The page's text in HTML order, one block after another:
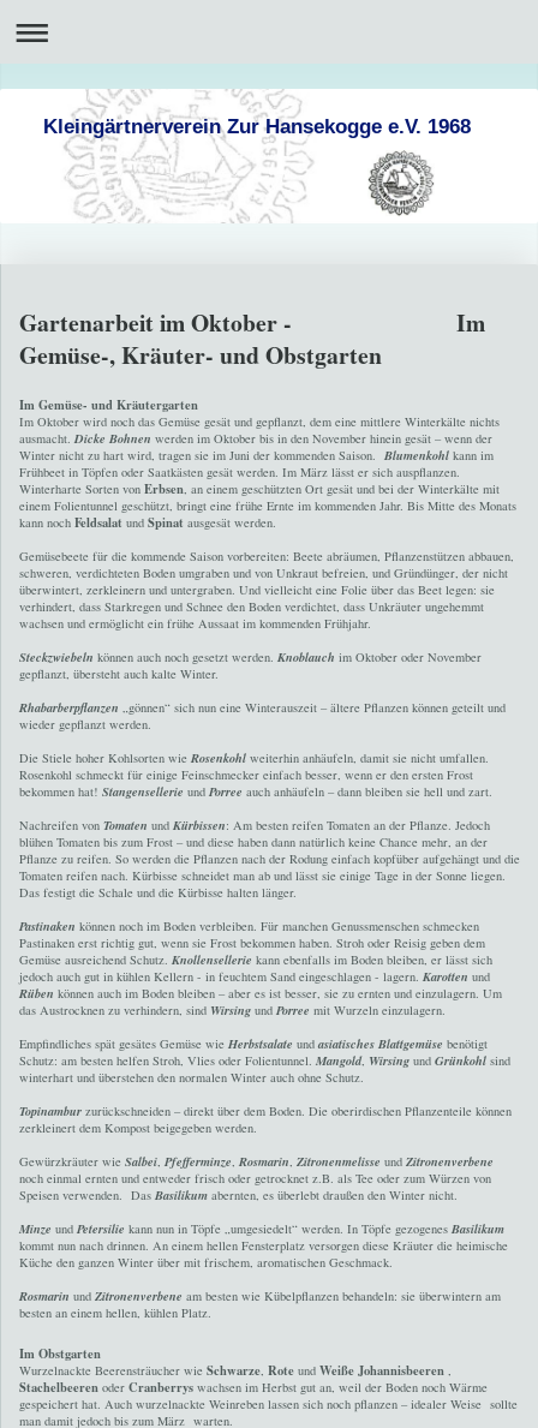
Kleingärtnerverein Zur Hansekogge e.V. 1968
Gartenarbeit im Oktober - Im
Gemüse-, Kräuter- und Obstgarten
Im Gemüse- und Kräutergarten
Im Oktober wird noch das Gemüse gesät und gepflanzt, dem eine mittlere Winterkälte nichts
ausmacht. Dicke Bohnen werden im Oktober bis in den November hinein gesät – wenn der
Winter nicht zu hart wird, tragen sie im Juni der kommenden Saison. Blumenkohl kann im
Frühbeet in Töpfen oder Saatkästen gesät werden. Im März lässt er sich auspflanzen.
Winterharte Sorten von Erbsen , an einem geschützten Ort gesät und bei der Winterkälte mit
einem Folientunnel geschützt, bringt eine frühe Ernte im kommenden Jahr. Bis Mitte des Monats
kann noch Feldsalat und Spinat ausgesät werden.
Gemüsebeete für die kommende Saison vorbereiten: Beete abräumen, Pflanzenstützen abbauen,
schweren, verdichteten Boden umgraben und von Unkraut befreien, und Gründünger, der nicht
überwintert, zerkleinern und untergraben. Und vielleicht eine Folie über das Beet legen: sie
verhindert, dass Starkregen und Schnee den Boden verdichtet, dass Unkräuter ungehemmt
wachsen und ermöglicht ein frühe Aussaat im kommenden Frühjahr.
Steckzwiebeln können auch noch gesetzt werden. Knoblauch im Oktober oder November
gepflanzt, übersteht auch kalte Winter.
Rhabarberpflanzen „gönnen“ sich nun eine Winterauszeit – ältere Pflanzen können geteilt und
wieder gepflanzt werden.
Die Stiele hoher Kohlsorten wie Rosenkohl weiterhin anhäufeln, damit sie nicht umfallen.
Rosenkohl schmeckt für einige Feinschmecker einfach besser, wenn er den ersten Frost
bekommen hat! Stangensellerie und Porree auch anhäufeln – dann bleiben sie hell und zart.
Nachreifen von Tomaten und Kürbissen: Am besten reifen Tomaten an der Pflanze. Jedoch
blühen Tomaten bis zum Frost – und diese haben dann natürlich keine Chance mehr, an der
Pflanze zu reifen. So werden die Pflanzen nach der Rodung einfach kopfüber aufgehängt und die
Tomaten reifen nach. Kürbisse schneidet man ab und lässt sie einige Tage in der Sonne liegen.
Das festigt die Schale und die Kürbisse halten länger.
Pastinaken können noch im Boden verbleiben. Für manchen Genussmenschen schmecken
Pastinaken erst richtig gut, wenn sie Frost bekommen haben. Stroh oder Reisig geben dem
Gemüse ausreichend Schutz. Knollensellerie kann ebenfalls im Boden bleiben, er lässt sich
jedoch auch gut in kühlen Kellern - in feuchtem Sand eingeschlagen - lagern. Karotten und
Rüben können auch im Boden bleiben – aber es ist besser, sie zu ernten und einzulagern. Um
das Austrocknen zu verhindern, sind Wirsing und Porree mit Wurzeln einzulagern.
Empfindliches spät gesätes Gemüse wie Herbstsalate undasiatisches Blattgemüse benötigt
Schutz: am besten helfen Stroh, Vlies oder Folientunnel. Mangold, Wirsing und Grünkohl sind
winterhart und überstehen den normalen Winter auch ohne Schutz.
Topinambur zurückschneiden – direkt über dem Boden. Die oberirdischen Pflanzenteile können
zerkleinert dem Kompost beigegeben werden.
Gewürzkräuter wie Salbei Pfefferminze Rosmarin Zitronenmelisse und Zitronenverbene
noch einmal ernten und entweder frisch oder getrocknet z.B. als Tee oder zum Würzen von
Speisen verwenden. Das Basilikum abernten, es überlebt draußen den Winter nicht.
Minze und Petersilie kann nun in Töpfe „umgesiedelt“ werden. In Töpfe gezogenes Basilikum
kommt nun nach drinnen. An einem hellen Fensterplatz versorgen diese Kräuter die heimische
Küche den ganzen Winter über mit frischem, aromatischen Geschmack.
Rosmarin und Zitronenverbene am besten wie Kübelpflanzen behandeln: sie überwintern am
besten an einem hellen, kühlen Platz.
Im Obstgarten
Wurzelnackte Beerensträucher wie Schwarze, Rote und Weiße Johannisbeeren ,
Stachelbeeren oder Cranberrys wachsen im Herbst gut an, weil der Boden noch Wärme
gespeichert hat. Auch wurzelnackte Weinreben lassen sich noch pflanzen – idealer Weise sollte
man damit jedoch bis zum März warten.